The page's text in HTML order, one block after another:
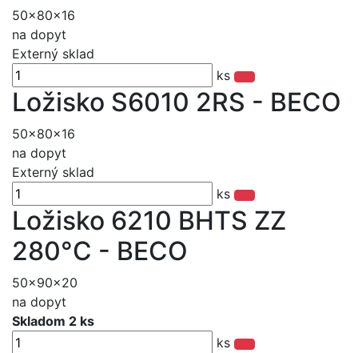
50x80x16
na dopyt
Externý sklad
ks
Ložisko S6010 2RS - BECO
50x80x16
na dopyt
Externý sklad
ks
Ložisko 6210 BHTS ZZ
280°C - BECO
50x90x20
na dopyt
Skladom 2 ks
ks